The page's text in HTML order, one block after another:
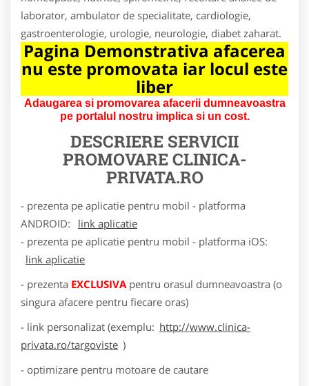
laborator, ambulator de specialitate, cardiologie,
gastroenterologie, urologie, neurologie, diabet zaharat.
Pagina Demonstrativa afacerea
nu este promovata iar locul este
liber
Adaugarea si promovarea afacerii dumneavoastra
pe portalul nostru implica si un cost.
DESCRIERE SERVICII
PROMOVARECLINICA-
PRIVATA.RO
- prezenta pe aplicatie pentru mobil - platforma
ANDROID:
link aplicatie
- prezenta pe aplicatie pentru mobil - platforma iOS:
link aplicatie
- prezenta EXCLUSIVA pentru orasul dumneavoastra (o
singura afacere pentru fiecare oras)
- link personalizat (exemplu: http://www.clinica-
privata.ro/targoviste )
- optimizare pentru motoare de cautare